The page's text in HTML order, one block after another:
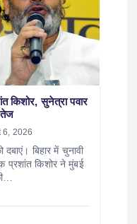
किशोर, सुनेत्रा पवार
तेज
6, 2026
बिहार में चुनावी
किशोर ने मुंबई